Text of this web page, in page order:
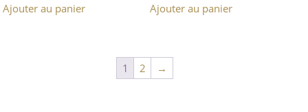
Ajouter au panier Ajouter au panier
1 2 →